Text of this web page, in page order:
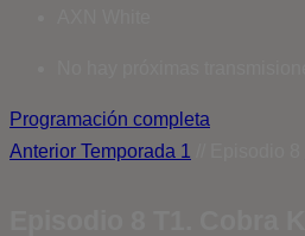
Programación completa
Anterior Temporada 1